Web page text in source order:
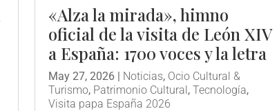
«Alza la mirada», himno
oficial de la visita de León XIV
a España: 1700 voces y la letra
May 27, 2026 | Noticias, Ocio Cultural &
Turismo, Patrimonio Cultural,Tecnología,
Visita papa España 2026